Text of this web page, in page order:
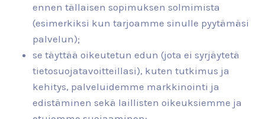
ennen tällaisen sopimuksen solmimista
(esimerkiksi kun tarjoamme sinulle pyytämäsi
palvelun);
se täyttää oikeutetun edun (jota ei syrjäytetä
tietosuojatavoitteillasi), kuten tutkimus ja
kehitys, palveluidemme markkinointi ja
edistäminen sekä laillisten oikeuksiemme ja